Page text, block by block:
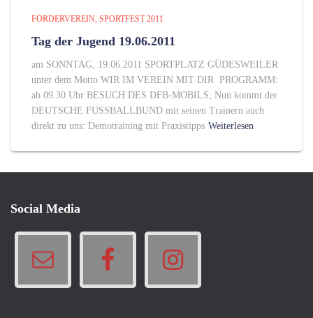
FÖRDERVEREIN SPORTFEST 2011
Tag der Jugend 19.06.2011
am SONNTAG, 19.06.2011 SPORTPLATZ GÜDESWEILER
unter dem Motto WIR IM VEREIN MIT DIR PROGRAMM:
ab 09.30 Uhr BESUCH DES DFB-MOBILS; Nun kommt der
DEUTSCHE FUSSBALLBUND mit seinen Trainern auch
direkt zu uns: Demotraining mit Praxistipps Weiterlesen
Social Media